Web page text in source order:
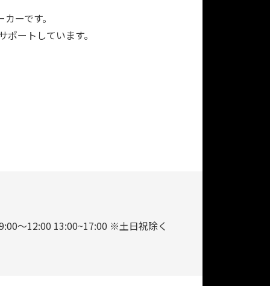
ーです。
ートしています。
～12:00 13:00~17:00 ※土日祝除く